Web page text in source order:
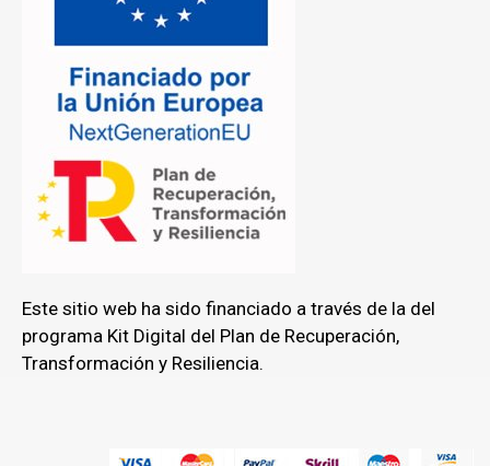
Este sitio web ha sido financiado a través de la del
programa Kit Digital del Plan de Recuperación,
Transformación y Resiliencia.